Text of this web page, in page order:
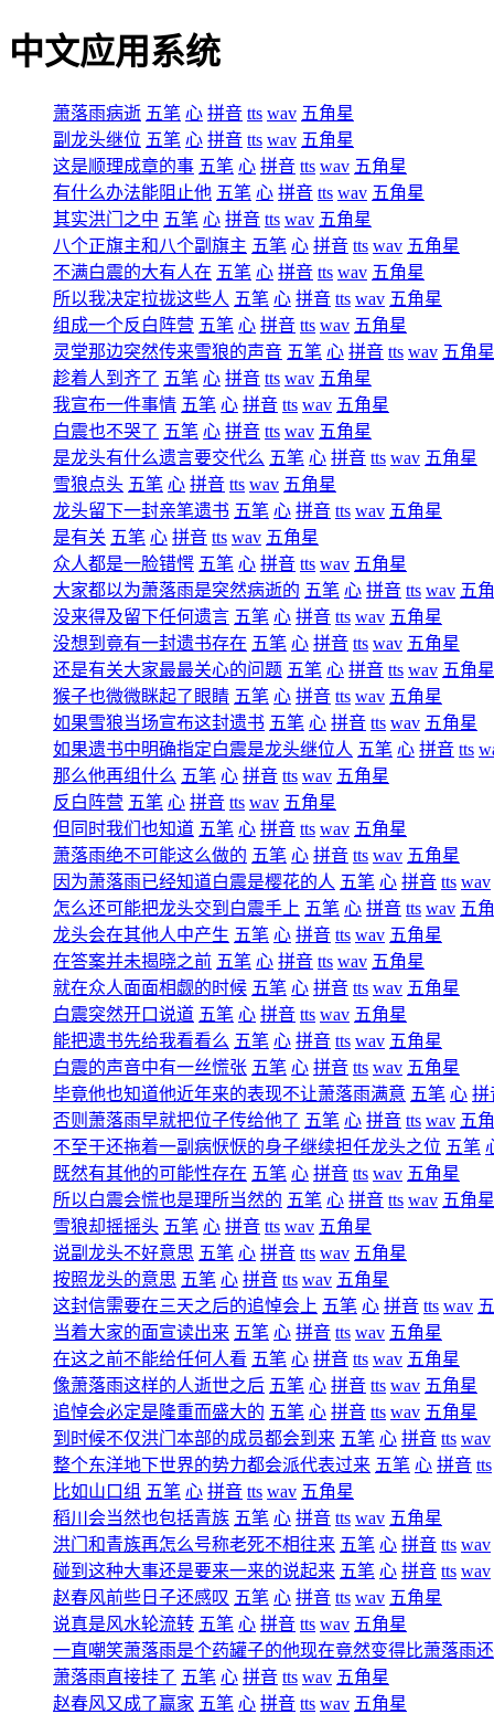
中文应用系统
萧落雨病逝 五笔 心 拼音 tts wav 五角星
副龙头继位 五笔 心 拼音 tts wav 五角星
这是顺理成章的事 五笔 心 拼音 tts wav 五角星
有什么办法能阻止他 五笔 心 拼音 tts wav 五角星
其实洪门之中 五笔 心 拼音 tts wav 五角星
八个正旗主和八个副旗主 五笔 心 拼音 tts wav 五角星
不满白震的大有人在 五笔 心 拼音 tts wav 五角星
所以我决定拉拢这些人 五笔 心 拼音 tts wav 五角星
组成一个反白阵营 五笔 心 拼音 tts wav 五角星
灵堂那边突然传来雪狼的声音 五笔 心 拼音 tts wav 五角星
趁着人到齐了 五笔 心 拼音 tts wav 五角星
我宣布一件事情 五笔 心 拼音 tts wav 五角星
白震也不哭了 五笔 心 拼音 tts wav 五角星
是龙头有什么遗言要交代么 五笔 心 拼音 tts wav 五角星
雪狼点头 五笔 心 拼音 tts wav 五角星
龙头留下一封亲笔遗书 五笔 心 拼音 tts wav 五角星
是有关 五笔 心 拼音 tts wav 五角星
众人都是一脸错愕 五笔 心 拼音 tts wav 五角星
大家都以为萧落雨是突然病逝的 五笔 心 拼音 tts wav 五
没来得及留下任何遗言 五笔 心 拼音 tts wav 五角星
没想到竟有一封遗书存在 五笔 心 拼音 tts wav 五角星
还是有关大家最最关心的问题 五笔 心 拼音 tts wav 五角星
猴子也微微眯起了眼睛 五笔 心 拼音 tts wav 五角星
如果雪狼当场宣布这封遗书 五笔 心 拼音 tts wav 五角星
如果遗书中明确指定白震是龙头继位人 五笔 心 拼音 tts
那么他再组什么 五笔 心 拼音 tts wav 五角星
反白阵营 五笔 心 拼音 tts wav 五角星
但同时我们也知道 五笔 心 拼音 tts wav 五角星
萧落雨绝不可能这么做的 五笔 心 拼音 tts wav 五角星
因为萧落雨已经知道白震是樱花的人 五笔 心 拼音 tts wav
怎么还可能把龙头交到白震手上 五笔 心 拼音 tts wav 五
龙头会在其他人中产生 五笔 心 拼音 tts wav 五角星
在答案并未揭晓之前 五笔 心 拼音 tts wav 五角星
就在众人面面相觑的时候 五笔 心 拼音 tts wav 五角星
白震突然开口说道 五笔 心 拼音 tts wav 五角星
能把遗书先给我看看么 五笔 心 拼音 tts wav 五角星
白震的声音中有一丝慌张 五笔 心 拼音 tts wav 五角星
毕竟他也知道他近年来的表现不让萧落雨满意 五笔 心 拼
否则萧落雨早就把位子传给他了 五笔 心 拼音 tts wav 五
不至于还拖着一副病恹恹的身子继续担任龙头之位 五笔
既然有其他的可能性存在 五笔 心 拼音 tts wav 五角星
所以白震会慌也是理所当然的 五笔 心 拼音 tts wav 五角星
雪狼却摇摇头 五笔 心 拼音 tts wav 五角星
说副龙头不好意思 五笔 心 拼音 tts wav 五角星
按照龙头的意思 五笔 心 拼音 tts wav 五角星
这封信需要在三天之后的追悼会上 五笔 心 拼音 tts wav
当着大家的面宣读出来 五笔 心 拼音 tts wav 五角星
在这之前不能给任何人看 五笔 心 拼音 tts wav 五角星
像萧落雨这样的人逝世之后 五笔 心 拼音 tts wav 五角星
追悼会必定是隆重而盛大的 五笔 心 拼音 tts wav 五角星
到时候不仅洪门本部的成员都会到来 五笔 心 拼音 tts wav
整个东洋地下世界的势力都会派代表过来 五笔 心 拼音 tts
比如山口组 五笔 心 拼音 tts wav 五角星
稻川会当然也包括青族 五笔 心 拼音 tts wav 五角星
洪门和青族再怎么号称老死不相往来 五笔 心 拼音 tts wav
碰到这种大事还是要来一来的说起来 五笔 心 拼音 tts wav
赵春风前些日子还感叹 五笔 心 拼音 tts wav 五角星
说真是风水轮流转 五笔 心 拼音 tts wav 五角星
一直嘲笑萧落雨是个药罐子的他现在竟然变得比萧落雨
萧落雨直接挂了 五笔 心 拼音 tts wav 五角星
赵春风又成了赢家 五笔 心 拼音 tts wav 五角星